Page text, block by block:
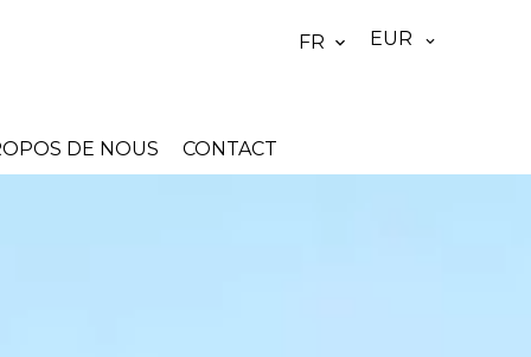
FR EUR
DE NOUS CONTACT